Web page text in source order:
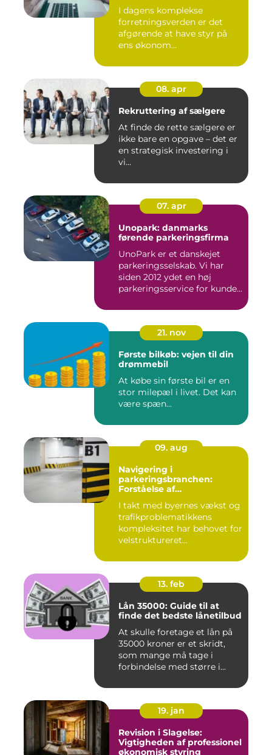
I dagens komplekse
forretningsverden er det
afgørende at have styr på
ens økonom...
08. apr
Rekruttering af sælgere
At finde de rette sælgere er
ikke bare en opgave – det er
en strategisk investering i
vi...
07. apr
Unopark: danmarks
førende parkeringsfirma
UnoPark er et danskejet
parkeringsselskab. Vi har
siden 2012 ydet en høj
parkeringsservice for kunde...
21. nov
Første bilkøb: vejen til din
drømmebil
At købe sin første bil er en
stor milepæl i livet. Det kan
være spæn...
09. aug
Navigering i
parkeringsbranchen:
Forståelse af
I takt med byernes vækst og
trafikproblematikkens
kompleksitet har behovet for
velstruktureret...
13. feb
Lån 35000: Guide til at
finde det bedste lånetilbud
At skulle foretage et lån på
35000 kroner er et skridt,
som mange må tage i
forbindelse med større i...
19. jan
Revision i Slagelse:
Vigtigheden af professionel
økonomisk styring